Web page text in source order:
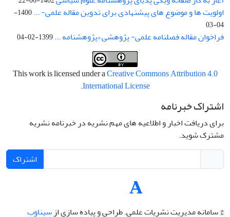
اولویت ها و موضوع های پیشنهادی برای تدوین مقاله علمی- ...
1400-
04-03
فراخوان مقاله فصلنامه علمی- پژوهشی «پژوهشنامه ...1399-02-04
This work is licensed under aCreative Commons Attribution 4.0
International License
.
اشتراک خبرنامه
برای دریافت اخبار و اطلاعیه های مهم نشریه در خبرنامه نشریه
مشترک شوید.
اشتراک
© سامانه مدیریت نشریات علمی.طراحی و پیاده سازی ازسیناوب